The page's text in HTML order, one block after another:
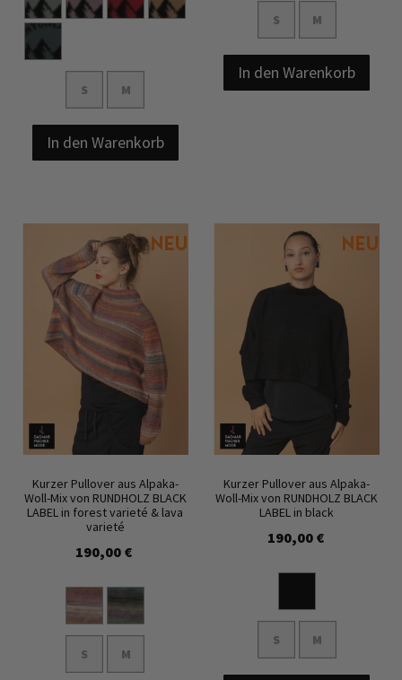
S M
In den Warenkorb
S M
In den Warenkorb
Kurzer Pullover aus Alpaka-
Woll-Mix von RUNDHOLZ BLACK
LABEL in forest varieté & lava
varieté
190,00 €
S M
Kurzer Pullover aus Alpaka-
Woll-Mix von RUNDHOLZ BLACK
LABEL in black
190,00 €
S M